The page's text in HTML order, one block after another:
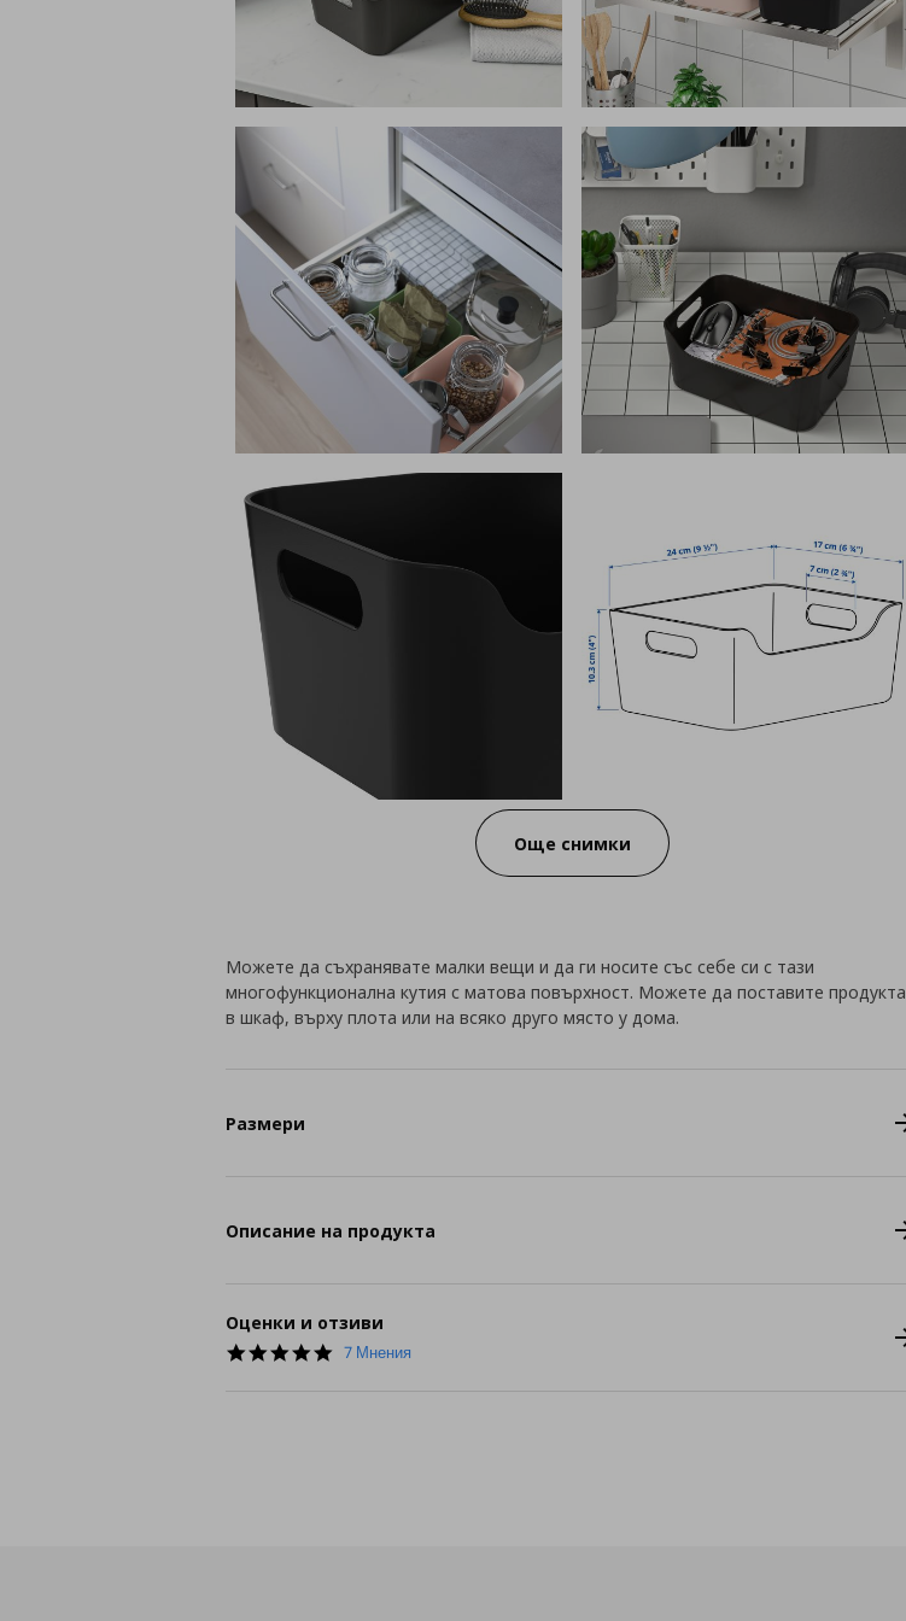
Още снимки
Можете да съхранявате малки вещи и да ги носите със себе си с тази
многофункционална кутия с матова повърхност. Можете да поставите продукта
в шкаф, върху плота или на всяко друго място у дома.
Размери
Описание на продукта
Оценки и отзиви
5.0
7 Мнения